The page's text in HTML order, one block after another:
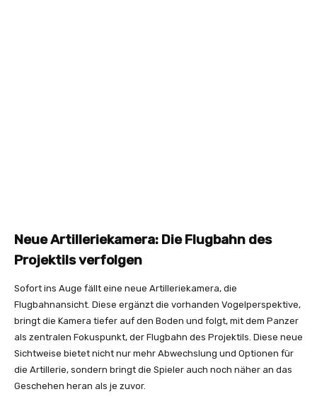
Neue Artilleriekamera: Die Flugbahn des
Projektils verfolgen
Sofort ins Auge fällt eine neue Artilleriekamera, die
Flugbahnansicht. Diese ergänzt die vorhanden Vogelperspektive,
bringt die Kamera tiefer auf den Boden und folgt, mit dem Panzer
als zentralen Fokuspunkt, der Flugbahn des Projektils. Diese neue
Sichtweise bietet nicht nur mehr Abwechslung und Optionen für
die Artillerie, sondern bringt die Spieler auch noch näher an das
Geschehen heran als je zuvor.